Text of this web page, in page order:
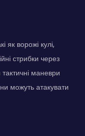
як ворожі кулі,
стрибки через
маневри
можуть атакувати